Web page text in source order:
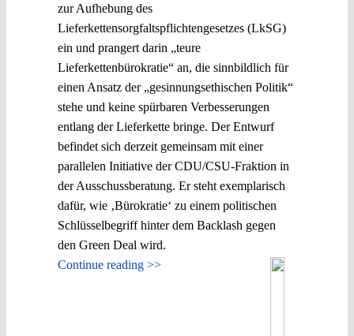
zur Aufhebung des
Lieferkettensorgfaltspflichtengesetzes (LkSG)
ein und prangert darin „teure
Lieferkettenbürokratie“ an, die sinnbildlich für
einen Ansatz der „gesinnungsethischen Politik“
stehe und keine spürbaren Verbesserungen
entlang der Lieferkette bringe. Der Entwurf
befindet sich derzeit gemeinsam mit einer
parallelen Initiative der CDU/CSU-Fraktion in
der Ausschussberatung. Er steht exemplarisch
dafür, wie ‚Bürokratie‘ zu einem politischen
Schlüsselbegriff hinter dem Backlash gegen
den Green Deal wird.
Continue reading >>